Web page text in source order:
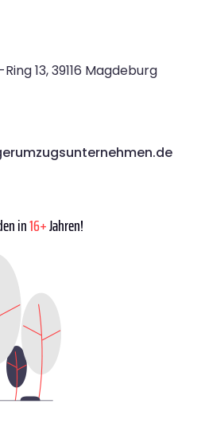
13, 39116 Magdeburg
in16+Jahren!